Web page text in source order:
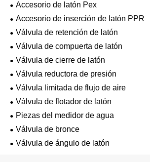
Accesorio de latón Pex
Accesorio de inserción de latón PPR
Válvula de retención de latón
Válvula de compuerta de latón
Válvula de cierre de latón
Válvula reductora de presión
Válvula limitada de flujo de aire
Válvula de flotador de latón
Piezas del medidor de agua
Válvula de bronce
Válvula de ángulo de latón